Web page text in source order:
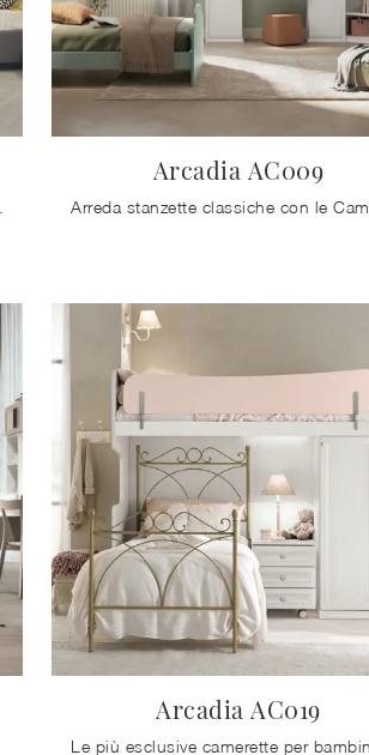
Arcadia AC009
Arcadia AC019